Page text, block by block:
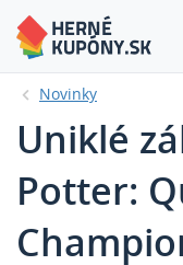
Novinky
Uniklé
Potter: